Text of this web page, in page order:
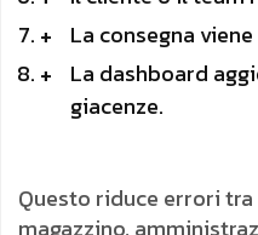
La consegna
La dashboard
giacenze.
Questo riduce errori
magazzino,